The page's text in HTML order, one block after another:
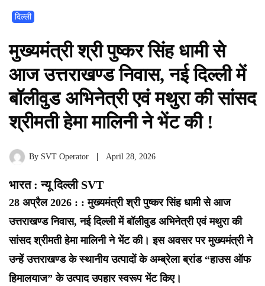
दिल्ली
मुख्यमंत्री श्री पुष्कर सिंह धामी से
आज उत्तराखण्ड निवास, नई दिल्ली में
बॉलीवुड अभिनेत्री एवं मथुरा की सांसद
श्रीमती हेमा मालिनी ने भेंट की !
By SVT Operator April 28, 2026
भारत : न्यू दिल्ली SVT
28 अप्रैल 2026 : : मुख्यमंत्री श्री पुष्कर सिंह धामी से आज
उत्तराखण्ड निवास, नई दिल्ली में बॉलीवुड अभिनेत्री एवं मथुरा की
सांसद श्रीमती हेमा मालिनी ने भेंट की। इस अवसर पर मुख्यमंत्री ने
उन्हें उत्तराखण्ड के स्थानीय उत्पादों के अम्ब्रेला ब्रांड “हाउस ऑफ
हिमालयाज” के उत्पाद उपहार स्वरूप भेंट किए।